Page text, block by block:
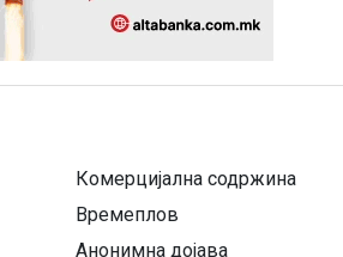
Комерцијална содржина
Времеплов
Анонимна дојава